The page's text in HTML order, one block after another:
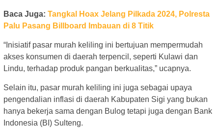
Baca Juga: Tangkal Hoax Jelang Pilkada 2024, Polresta
Palu Pasang Billboard Imbauan di 8 Titik
“Inisiatif pasar murah keliling ini bertujuan mempermudah
akses konsumen di daerah terpencil, seperti Kulawi dan
Lindu, terhadap produk pangan berkualitas,” ucapnya.
Selain itu, pasar murah keliling ini juga sebagai upaya
pengendalian inflasi di daerah Kabupaten Sigi yang bukan
hanya bekerja sama dengan Bulog tetapi juga dengan Bank
Indonesia (BI) Sulteng.